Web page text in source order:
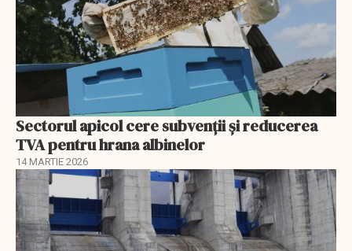
Sectorul apicol cere subvenții și reducerea
TVA pentru hrana albinelor
14 MARTIE 2026
EXCLUSIV